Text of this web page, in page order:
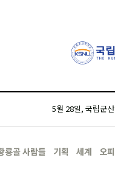
5월 28일, 국립군
룡골 사람들 기획 세계 오